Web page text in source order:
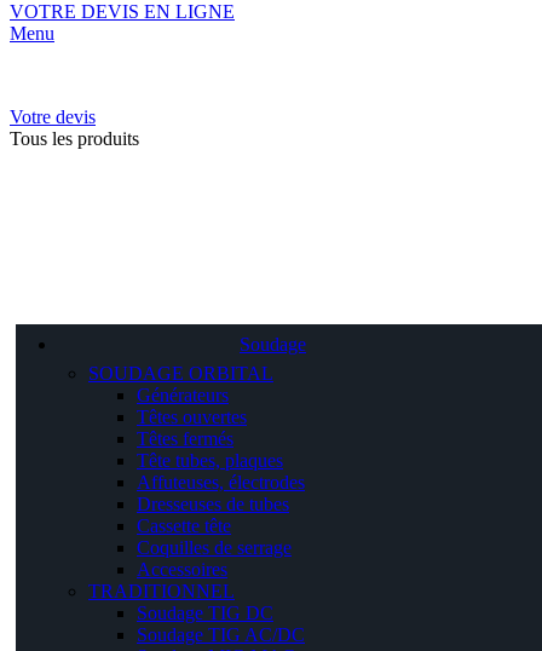
VOTRE DEVIS EN LIGNE
Menu
Votre devis
Tous les produits
Soudage
SOUDAGE ORBITAL
Générateurs
Têtes ouvertes
Têtes fermés
Tête tubes, plaques
Affuteuses, électrodes
Dresseuses de tubes
Cassette tête
Coquilles de serrage
Accessoires
TRADITIONNEL
Soudage TIG DC
Soudage TIG AC/DC